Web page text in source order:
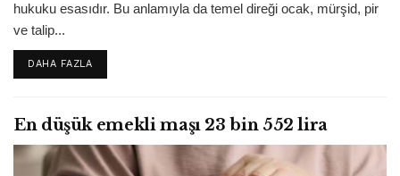
hukuku esasıdır. Bu anlamıyla da temel direği ocak, mürşid, pir
ve talip...
DAHA FAZLADETAILS
En düşük emekli maşı 23 bin 552 lira